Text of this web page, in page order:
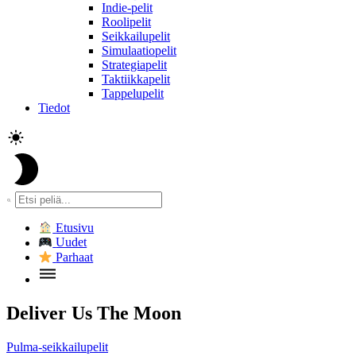
Indie-pelit
Roolipelit
Seikkailupelit
Simulaatiopelit
Strategiapelit
Taktiikkapelit
Tappelupelit
Tiedot
Etusivu
Uudet
Parhaat
Deliver Us The Moon
Pulma-seikkailupelit